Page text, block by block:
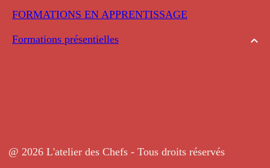
FORMATIONS EN APPRENTISSAGE
Formations présentielles
@ 2026 L'atelier des Chefs - Tous droits réservés